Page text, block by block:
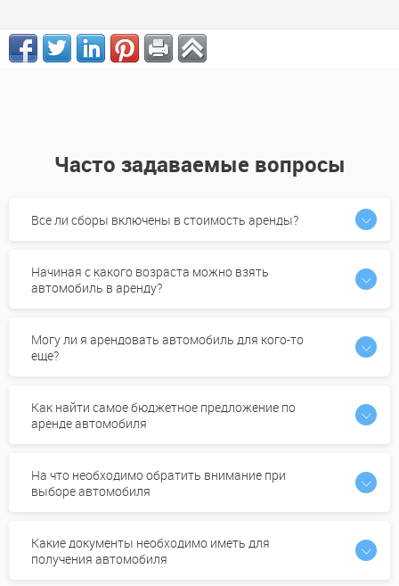
Часто задаваемые вопросы
Все ли сборы включены в стоимость аренды?
Начиная с какого возраста можно взять
автомобиль в аренду?
Могу ли я арендовать автомобиль для кого-то
еще?
Как найти самое бюджетное предложение по
аренде автомобиля
На что необходимо обратить внимание при
выборе автомобиля
Какие документы необходимо иметь для
получения автомобиля